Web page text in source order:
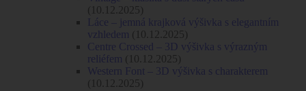
(10.12.2025)
Láce – jemná krajková výšivka s elegantním
vzhledem (10.12.2025)
Centre Crossed – 3D výšivka s výrazným
reliéfem (10.12.2025)
Western Font – 3D výšivka s charakterem
(10.12.2025)